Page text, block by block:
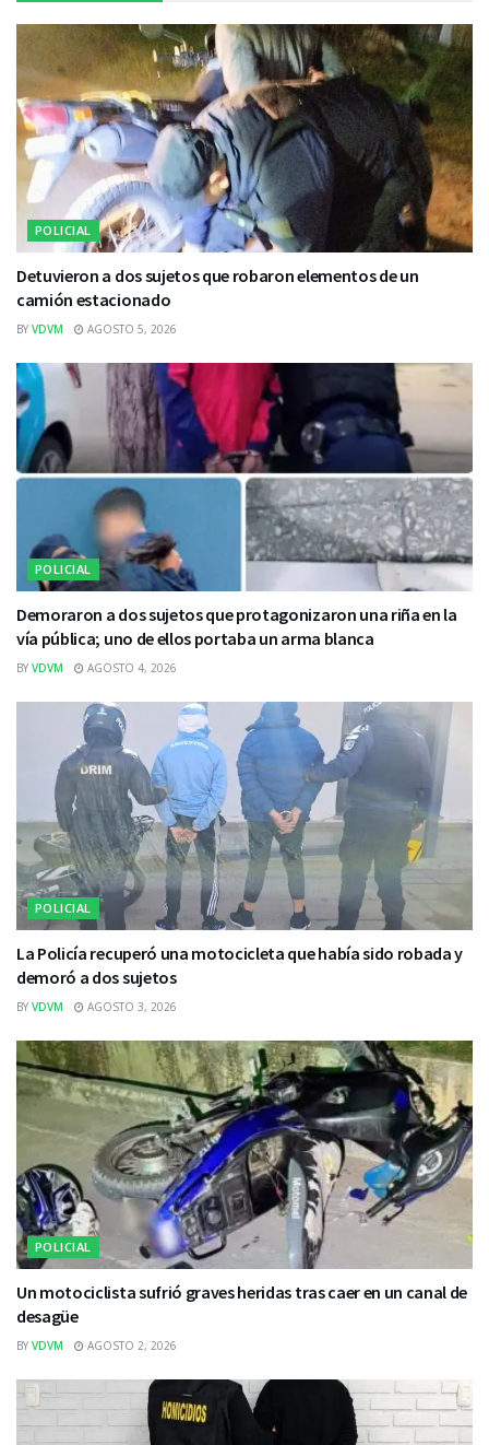
POLICIAL
Detuvieron a dos sujetos que robaron elementos de un
camión estacionado
BY VDVM AGOSTO 5, 2026
POLICIAL
Demoraron a dos sujetos que protagonizaron una riña en la
vía pública; uno de ellos portaba un arma blanca
BY VDVM AGOSTO 4, 2026
POLICIAL
La Policía recuperó una motocicleta que había sido robada y
demoró a dos sujetos
BY VDVM AGOSTO 3, 2026
POLICIAL
Un motociclista sufrió graves heridas tras caer en un canal de
desagüe
BY VDVM AGOSTO 2, 2026